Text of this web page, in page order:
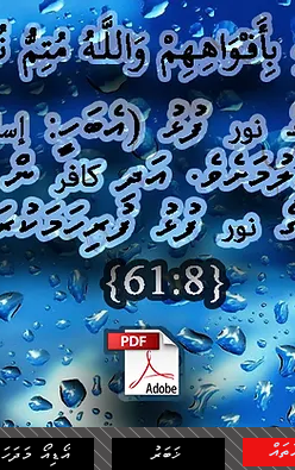
ޚަބަރު އޯޑިއޯ މަދަހަ